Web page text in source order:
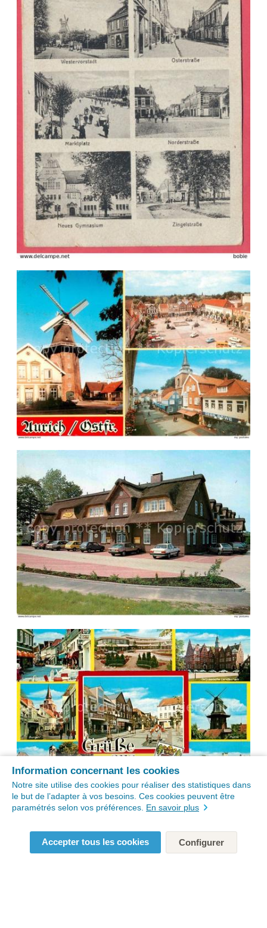
Information concernant les cookies
Notre site utilise des cookies pour réaliser des statistiques dans
le but de l’adapter à vos besoins. Ces cookies peuvent être
paramétrés selon vos préférences. En savoir plus
Accepter tous les cookies Configurer